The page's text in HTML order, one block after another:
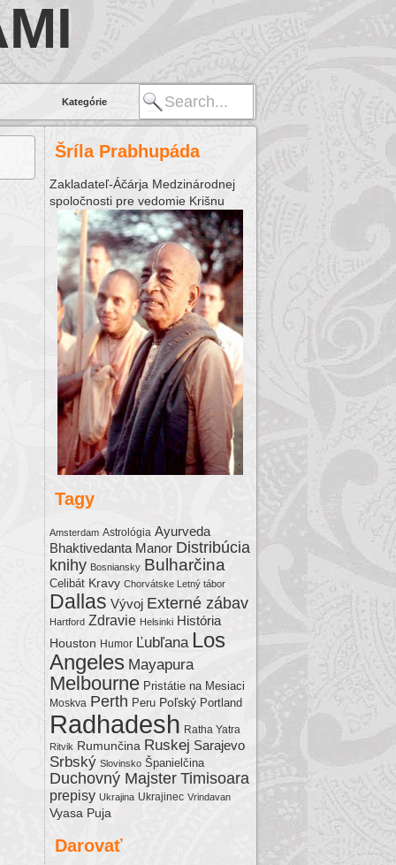
Kategórie
Šríla Prabhupáda
Zakladateľ-Áčárja Medzinárodnej
spoločnosti pre vedomie Krišnu
Tagy
Amsterdam Astrológia Ayurveda
Bhaktivedanta Manor Distribúcia
knihy Bosniansky Bulharčina
Celibát Kravy Chorvátske Letný tábor
Dallas Vývoj Externé zábav
Hartford Zdravie Helsinki História
Houston Humor Ľubľana Los
Angeles Mayapura
Melbourne Pristátie na Mesiaci
Moskva Perth Peru Poľský Portland
Radhadesh Ratha Yatra
Ritvik Rumunčina Ruskej Sarajevo
Srbský Slovinsko Španielčina
Duchovný Majster Timisoara
prepisy Ukrajina Ukrajinec Vrindavan
Vyasa Puja
Darovať